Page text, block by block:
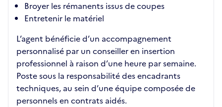
Broyer les rémanents issus de coupes
Entretenir le matériel
L’agent bénéficie d’un accompagnement
personnalisé par un conseiller en insertion
professionnel à raison d’une heure par semaine.
Poste sous la responsabilité des encadrants
techniques, au sein d’une équipe composée de
personnels en contrats aidés.